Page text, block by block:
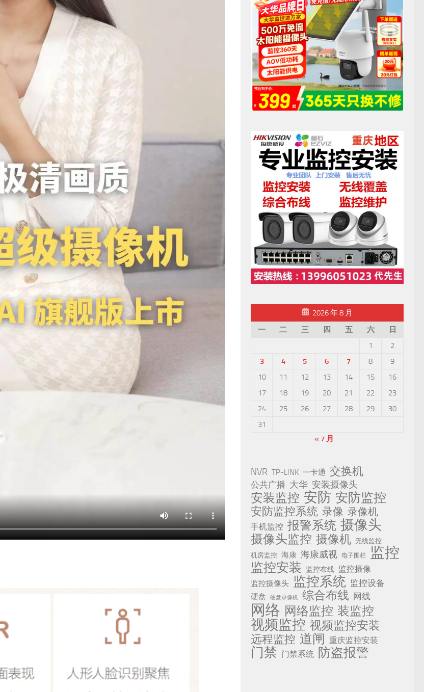
2026 年 8 月
一
二 三 四 五 六
日
1
2
3
4 5 6 7 8
9
10
11 12 13 14 15
16
17
18 19 20 21 22
23
24
25 26 27 28 29
30
31
« 7 月
NVR TP-LINK 一卡通 交换机
公共广播 大华 安装摄像头
安装监控 安防 安防监控
安防监控系统 录像 录像机
手机监控 报警系统 摄像头
摄像头监控 摄像机 无线监控
机房监控 海康 海康威视 电子围栏 监控
监控安装 监控布线 监控摄像
监控摄像头 监控系统 监控设备
硬盘 硬盘录像机 综合布线 网线
网络 网络监控 装监控
视频监控 视频监控安装
远程监控 道闸 重庆监控安装
门禁 门禁系统 防盗报警